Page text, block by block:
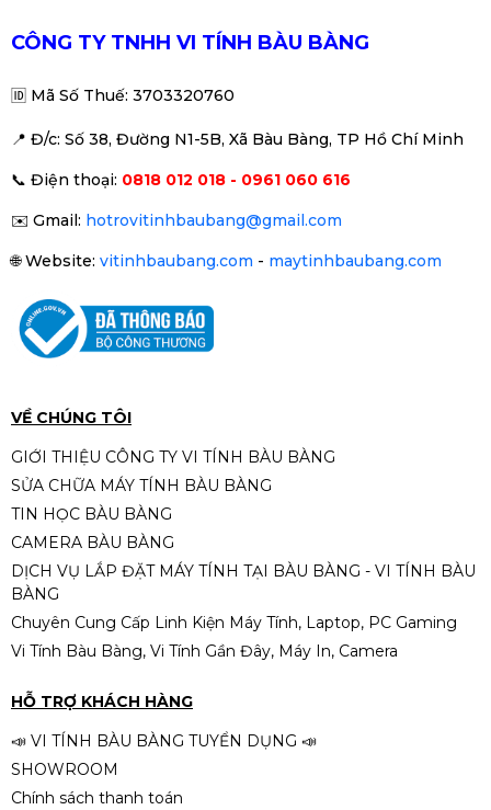
CÔNG TY TNHH VI TÍNH BÀU BÀNG
🆔 Mã Số Thuế: 3703320760
📍 Đ/c: Số 38, Đường N1-5B, Xã Bàu Bàng, TP Hồ Chí Minh
📞 Điện thoại: 0818 012 018 - 0961 060 616
✉️ Gmail: hotrovitinhbaubang@gmail.com
🌐Website: vitinhbaubang.com - maytinhbaubang.com
VỀ CHÚNG TÔI
GIỚI THIỆU CÔNG TY VI TÍNH BÀU BÀNG
SỬA CHỮA MÁY TÍNH BÀU BÀNG
TIN HỌC BÀU BÀNG
CAMERA BÀU BÀNG
DỊCH VỤ LẮP ĐẶT MÁY TÍNH TẠI BÀU BÀNG - VI TÍNH BÀU
BÀNG
Chuyên Cung Cấp Linh Kiện Máy Tính, Laptop, PC Gaming
Vi Tính Bàu Bàng, Vi Tính Gần Đây, Máy In, Camera
HỖ TRỢ KHÁCH HÀNG
📣 VI TÍNH BÀU BÀNG TUYỂN DỤNG 📣
SHOWROOM
Chính sách thanh toán